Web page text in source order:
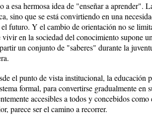
a esa hermosa idea de "enseñar a aprender".
sino que se está convirtiendo en una
futuro. Y el cambio de orientación no se
en la sociedad del conocimiento supone
un conjunto de "saberes" durante la
el punto de vista institucional, la educación
formal, para convertirse gradualmente en
accesibles a todos y concebidos
parece ser el camino a recorrer.